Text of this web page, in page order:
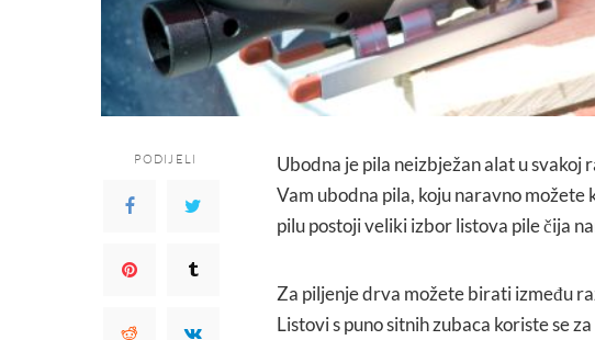
PODIJELI
Ubodna je pila neizbježan alat u
Vam ubodna pila, koju naravno
pilu postoji veliki izbor listova pile čija
Za piljenje drva možete birati između
Listovi s puno sitnih zubaca koriste se